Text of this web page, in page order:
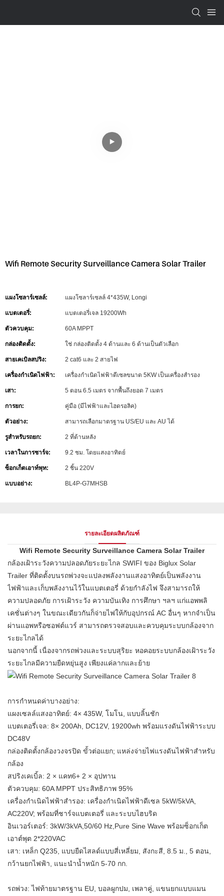
Wifi Remote Security Surveillance Camera Solar Trailer
แผงโซลาร์เซลล์: แผงโซลาร์เซลล์ 4*435W, Longi
แบตเตอรี่: แบตเตอรี่เจล 19200Wh
ตัวควบคุม: 60A MPPT
กล่องติดตั้ง: ใช่ กล่องติดตั้ง 4 ด้านและ 6 ด้านเป็นตัวเลือก
สายเคเบิลสปริง: 2 cat6 และ 2 สายไฟ
เครื่องกำเนิดไฟฟ้า: เครื่องกำเนิดไฟฟ้าดีเซลขนาด 5KW เป็นเครื่องสำรอง
เสา: 5 ตอน 6.5 เมตร จากพื้นถึงยอด 7 เมตร
การยก: คู่มือ (มีไฟฟ้าและไฮดรอลิค)
ตัวอย่าง: สามารถเลือกมาตรฐาน US/EU และ AU ได้
รูสำหรับรถยก: 2 ที่ด้านหลัง
เวลาในการชาร์จ: 9.2 ชม. โดยแสงอาทิตย์
ซ็อกเก็ตเอาท์พุท: 2 ชิ้น 220V
แบบอย่าง: BL4P-G7MHSB
รายละเอียดผลิตภัณฑ์
Wifi Remote Security Surveillance Camera Solar Trailer
กล้องเฝ้าระวังความปลอดภัยระยะไกล SWIFI ของ Biglux Solar
Trailer ที่ติดตั้งบนรถพ่วงจะแปลงพลังงานแสงอาทิตย์เป็นพลังงาน
ไฟฟ้าและเก็บพลังงานไว้ในแบตเตอรี่ ด้วยกำลังไฟ จึงสามารถให้
ความปลอดภัย การเฝ้าระวัง ความบันเทิง การศึกษา ฯลฯ แก่แอพพลิ
เคชั่นต่างๆ ในขณะเดียวกันก็จ่ายไฟให้กับอุปกรณ์ AC อื่นๆ หากจำเป็น
ผ่านแอพหรือซอฟต์แวร์ สามารถตรวจสอบและควบคุมระบบกล้องจาก
ระยะไกลได้
นอกจากนี้ เนื่องจากรถพ่วงและระบบสุริยะ หอคอยระบบกล้องเฝ้าระวัง
ระยะไกลมีความยืดหยุ่นสูง เพียงแค่ลากและย้าย
การกำหนดค่าบางอย่าง:
แผงเซลล์แสงอาทิตย์: 4× 435W, โมโน, แบบลิ้นชัก
แบตเตอรี่เจล: 8× 200Ah, DC12V, 19200wh พร้อมแรงดันไฟฟ้าระบบ
DC48V
กล่องติดตั้งกล้องวงจรปิด ขั้วต่อแยก; แหล่งจ่ายไฟแรงดันไฟฟ้าสำหรับ
กล้อง
สปริงเคเบิ้ล: 2 × แคท6+ 2 × อุปทาน
ตัวควบคุม: 60A MPPT ประสิทธิภาพ 95%
เครื่องกำเนิดไฟฟ้าสำรอง: เครื่องกำเนิดไฟฟ้าดีเซล 5kW/5kVA,
AC220V; พร้อมที่ชาร์จแบตเตอรี่ และระบบไฮบริด
อินเวอร์เตอร์: 3kW/3kVA,50/60 Hz,Pure Sine Wave พร้อมซ็อกเก็ต
เอาต์พุต 2*220VAC
เสา: เหล็ก Q235, แบบยืดไสลด์แบบสี่เหลี่ยม, สังกะสี, 8.5 ม., 5 ตอน,
กว้านยกไฟฟ้า, แนะนำน้ำหนัก 5-70 กก.
รถพ่วง: ไฟท้ายมาตรฐาน EU, บอลผูกปม, เพลาคู่, แขนยกแบบแมน